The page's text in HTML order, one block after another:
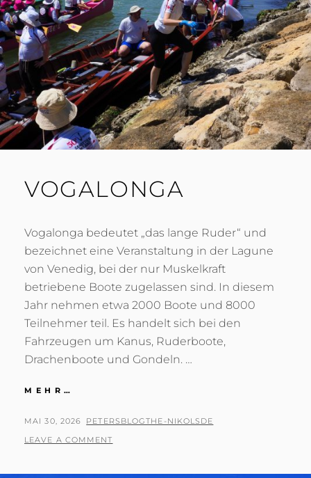
VOGALONGA
Vogalonga bedeutet „das lange Ruder“ und
bezeichnet eine Veranstaltung in der Lagune
von Venedig, bei der nur Muskelkraft
betriebene Boote zugelassen sind. In diesem
Jahr nehmen etwa 2000 Boote und 8000
Teilnehmer teil. Es handelt sich bei den
Fahrzeugen um Kanus, Ruderboote,
Drachenboote und Gondeln. …
MEHR…
POSTED
ON
MAI 30, 2026 BY
PETERSBLOGTHE-NIKOLSDE
LEAVE A COMMENT